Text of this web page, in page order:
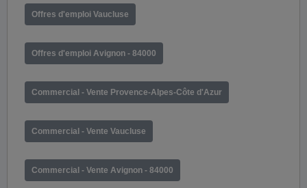
Offres d'emploi Vaucluse
Offres d'emploi Avignon - 84000
Commercial - Vente Provence-Alpes-Côte d'Azur
Commercial - Vente Vaucluse
Commercial - Vente Avignon - 84000